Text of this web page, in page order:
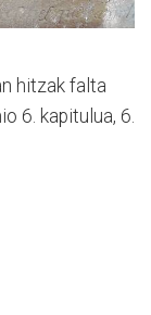
hitzak falta
6. kapitulua, 6.